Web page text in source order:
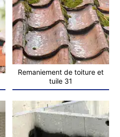
Remaniement de toiture et
tuile 31